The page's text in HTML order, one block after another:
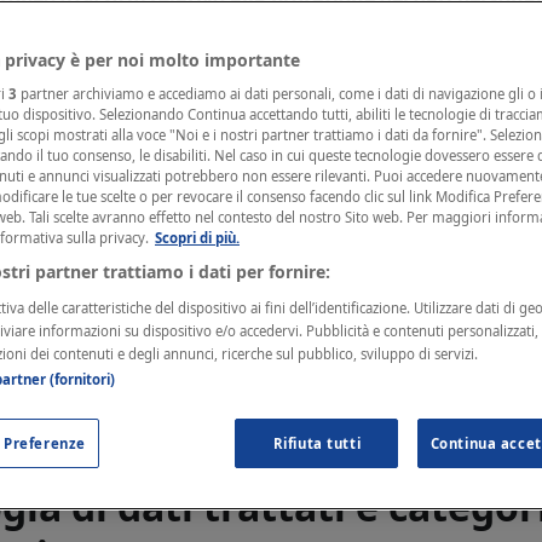
del trattamento e
dei dati
cioè chi assume le decisioni in merito alle
TeamSystem S.p.A., con sede legale in Bergamo (BG),
CF e P. IVA 01035310414, contattabile all'indirizzo
>. Il Responsabile per la protezione dei dati,
circa l'osservanza della normativa in
essere contattato all'indirizzo email <
di TeamSystem.
di dati trattati e
privacy è per noi molto importante
3 partner archiviamo e accediamo ai dati personali, come i dati di navigazione gli
dispositivo. Selezionando Continua accettando tutti, abiliti le tecnologie di
scopi mostrati alla voce "Noi e i nostri partner trattiamo i dati da fornire".
il tuo consenso, le disabiliti. Nel caso in cui queste tecnologie dovessero essere
e annunci visualizzati potrebbero non essere rilevanti. Puoi accedere
le tue scelte o per revocare il consenso facendo clic sul link Modifica
Tali scelte avranno effetto nel contesto del nostro Sito web. Per maggiori
sulla privacy. Scopri di più.
partner trattiamo i dati per fornire:
delle caratteristiche del dispositivo ai fini dell’identificazione. Utilizzare dati di
informazioni su dispositivo e/o accedervi. Pubblicità e contenuti
dei contenuti e degli annunci, ricerche sul pubblico, sviluppo di servizi.
(fornitori)
Rifiuta tutti Continua